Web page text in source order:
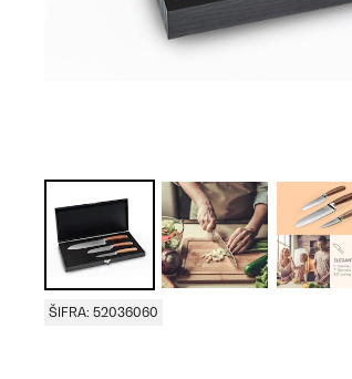
ŠIFRA: 52036060